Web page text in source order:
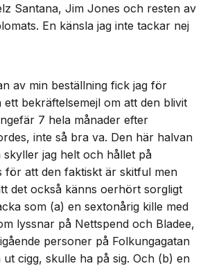
Santana, Jim Jones och resten av
En känsla jag inte tackar nej
av min beställning fick jag för
ett bekräftelsemejl om att den blivit
7 hela månader efter
inte så bra va. Den här halvan
skyller jag helt och hållet på
för att den faktiskt är skitful men
det också känns oerhört sorgligt
som (a) en sextonårig kille med
lyssnar på Nettspend och Bladee,
personer på Folkungagatan
cigg, skulle ha på sig. Och (b) en